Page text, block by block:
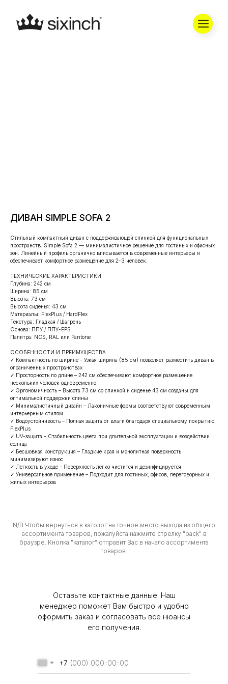
ДИВАН SIMPLE SOFA 2
Стильный компактный диван с поддерживающей спинкой для функциональных
пространств. Simple Sofa 2 — минималистичное решение для гостиных и офисных
зон. Линейный профиль органично вписывается в современные интерьеры и
обеспечивает комфортное размещение для 2-3 человек.
ТЕХНИЧЕСКИЕ ХАРАКТЕРИСТИКИ
Глубина: 242 см
Ширина: 85 см
Высота: 73 см
Высота сиденья: 43 см
Материалы: FlexPlus / HardFlex
Текстура: Гладкая / Шагрень
Основа: ППУ / ППУ-EPS
Палитра: NCS, RAL или Pantone
ОСОБЕННОСТИ И ПРЕИМУЩЕСТВА
✓ Компактность по ширине – Узкая ширина (85 см) позволяет разместить диван в
ограниченных пространствах
✓ Просторность по длине – 242 см обеспечивают комфортное размещение
нескольких человек одновременно
✓ Эргономичность – Высота 73 см со спинкой и сиденье 43 см созданы для
оптимальной поддержки спины
✓ Минималистичный дизайн – Лаконичные формы соответствуют современным
интерьерным стилям
✓ Водоустойчивость – Полная защита от влаги благодаря специальному покрытию
FlexPlus
✓ UV-защита – Стабильность цвета при длительной эксплуатации и воздействии
солнца
✓ Бесшовная конструкция – Гладкие края и монолитная поверхность
минимизируют износ
✓ Легкость в уходе – Поверхность легко чистится и дезинфицируется
✓ Универсальное применение – Подходит для гостиных, офисов, переговорных и
жилых интерьеров
N/B Чтобы вернуться в католог на точное место выхода из общего
ассортимента товаров, пожалуйста нажмите стрелку "back" в
браузре. Кнопка "каталог" отправит Вас в начало ассортимента
товаров.
+7
Оставьте контактные данные. Наш
менеджер поможет Вам быстро и удобно
оформить заказ и согласовать все нюансы
его получения.